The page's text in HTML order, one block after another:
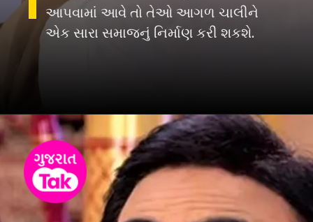
આપવામાં આવે તો તેઓ આગળ ચાલીને